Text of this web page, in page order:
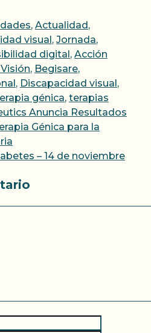
, Actualidad,
visual, Jornada,
digital, Acción
, Begisare,
, Discapacidad visual,
génica, terapias
Anuncia Resultados
Génica para la
– 14 de noviembre